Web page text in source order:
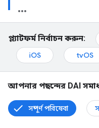
প্ল্যাটফর্ম নির্বাচন করুন:
iOS
tvOS
আপনার পছন্দের DAI
সম্পূর্ণ পরিষেবা